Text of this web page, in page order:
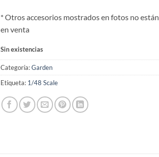
* Otros accesorios mostrados en fotos no están
en venta
Sin existencias
Categoría:Garden
Etiqueta: 1/48 Scale